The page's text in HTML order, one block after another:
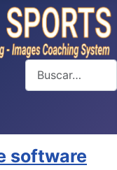
Buscar
software